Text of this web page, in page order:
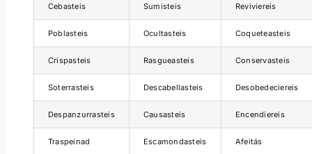
Cebasteis Sumisteis Reviviereis
Poblasteis Ocultasteis Coqueteasteis
Crispasteis Rasgueasteis Conservasteis
Soterrasteis Descabellasteis Desobedeciereis
Despanzurrasteis Causasteis Encendiereis
Traspeinad Escamondasteis Afeitás